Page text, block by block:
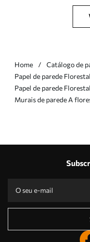
Home
Catálogo de
Papel de parede Florestal
Papel de parede
Murais de parede A